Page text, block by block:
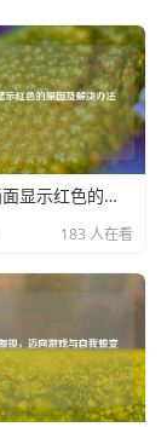
找到了外星侵略
中奋起反抗、不
机时的坚韧与勇
在未来的日子
空下，书写属于
和平精英画面显示红色的原因及解决办法
183 人在看